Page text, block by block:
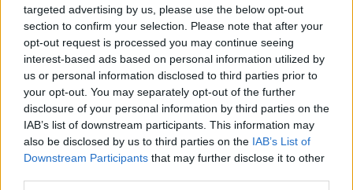
targeted advertising by us, please use the below opt-out
section to confirm your selection. Please note that after your
opt-out request is processed you may continue seeing
interest-based ads based on personal information utilized by
us or personal information disclosed to third parties prior to
your opt-out. You may separately opt-out of the further
disclosure of your personal information by third parties on the
IAB’s list of downstream participants. This information may
also be disclosed by us to third parties on the IAB’s List of
Downstream Participants that may further disclose it to other
Publicerad 2025-11-07
Kallblåst, snöblask, höstmörker, politisk
snålhet, kallsinne mot lidande, illa dolt
främlingshat…
Plötsligt tänds ett ljus: Vi gör uppror mot
Tidöregeringens nödtorftigt dolda mutor och
främlingsfie...